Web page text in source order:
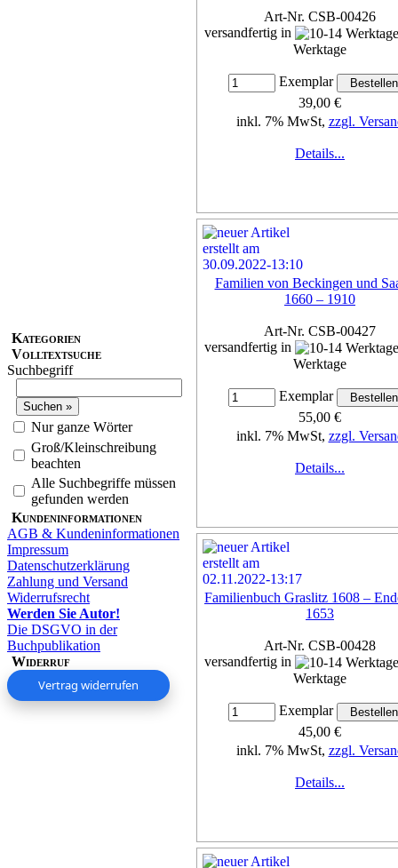
Kategorien
Volltextsuche
Suchbegriff
Nur ganze Wörter
Groß/Kleinschreibung
beachten
Alle Suchbegriffe müssen
gefunden werden
Kundeninformationen
AGB & Kundeninformationen
Impressum
Datenschutzerklärung
Zahlung und Versand
Widerrufsrecht
Werden Sie Autor!
Die DSGVO in der
Buchpublikation
Widerruf
Vertrag widerrufen
Art-Nr. CSB-00426
versandfertig in
Werktage
Exemplar
39,00 €
inkl. 7% MwSt, zzgl.
Details...
Familien von Beckingen und
1660 – 1910
Art-Nr. CSB-00427
versandfertig in
Werktage
Exemplar
55,00 €
inkl. 7% MwSt, zzgl.
Details...
Familienbuch Graslitz 1608 –
1653
Art-Nr. CSB-00428
versandfertig in
Werktage
Exemplar
45,00 €
inkl. 7% MwSt, zzgl.
Details...